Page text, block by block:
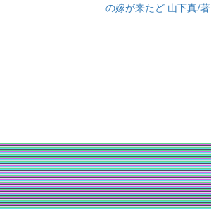
の嫁が来たど 山下真/著